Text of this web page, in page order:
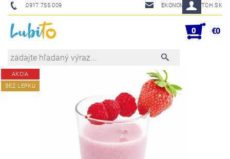
0917 755 009 EKONOM@SKETCH.SK
0 €0
AKCIA
BEZ LEPKU